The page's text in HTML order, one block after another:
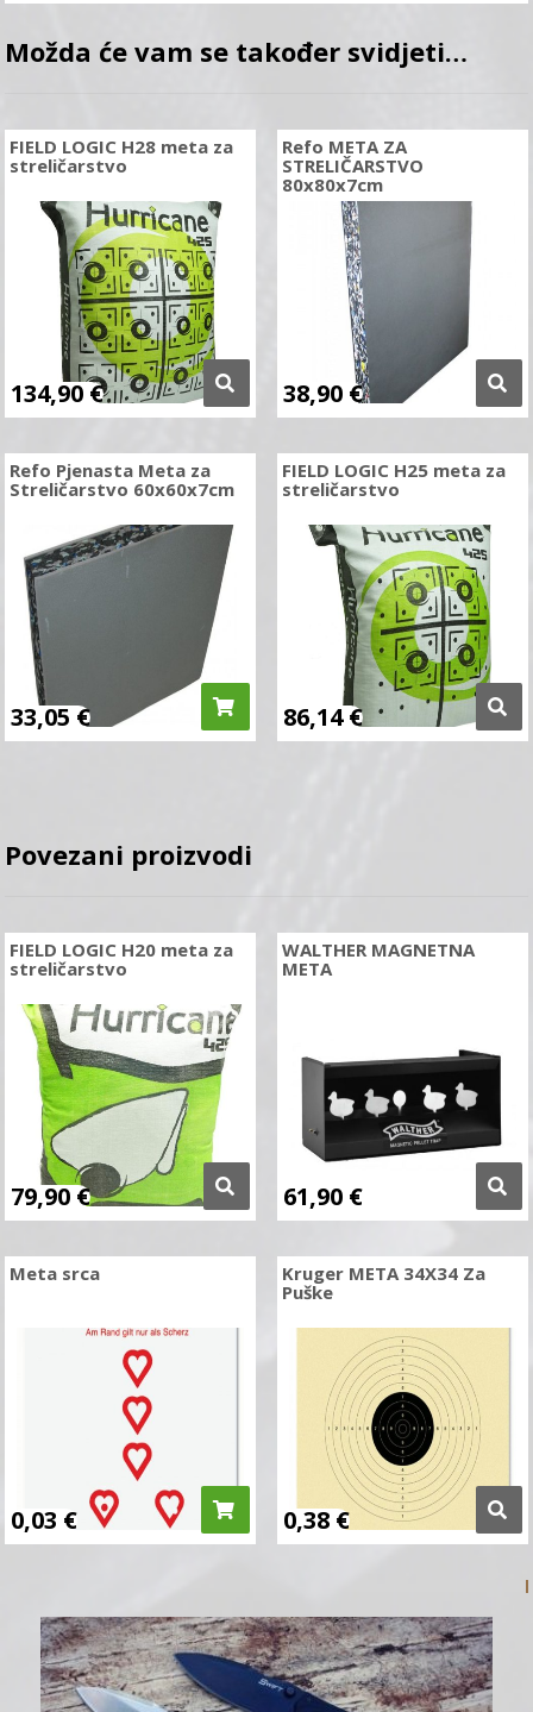
Možda će vam se također svidjeti…
FIELD LOGIC H28 meta za
streličarstvo
134,90 €
Refo META ZA
STRELIČARSTVO
80x80x7cm
38,90 €
Refo Pjenasta Meta za
Streličarstvo 60x60x7cm
33,05 €
FIELD LOGIC H25 meta za
streličarstvo
86,14€
Povezani proizvodi
FIELD LOGIC H20 meta za
streličarstvo
79,90 €
WALTHER MAGNETNA
META
61,90 €
Meta srca
0,03 €
Kruger META 34X34 Za
Puške
0,38 €